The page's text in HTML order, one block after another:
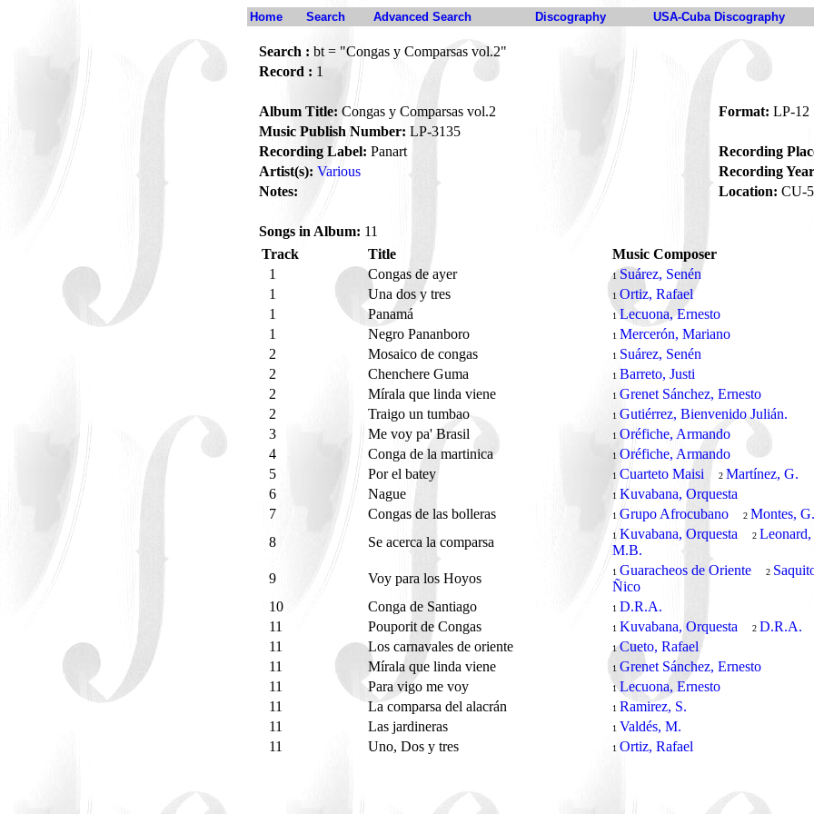
Home Search Advanced Search Discography USA-Cuba Discography
Search : bt = "Congas y Comparsas vol.2"
Record : 1
Album Title: Congas y Comparsas vol.2 Format: LP-12
Music Publish Number: LP-3135
Recording Label: Panart
Recording
Artist(s): Various
Recording
Notes:
Location: CU-
Songs in Album: 11
Track
Title
Music Composer
1
Congas de ayer 1 Suárez, Senén
1
Una dos y tres 1 Ortiz, Rafael
1
Panamá 1Lecuona, Ernesto
1
Negro Pananboro 1 Mercerón, Mariano
2
Mosaico de congas 1 Suárez, Senén
2
Chenchere Guma 1 Barreto, Justi
2
Mírala que linda viene 1 Grenet Sánchez, Ernesto
2
Traigo un tumbao 1 Gutiérrez, Bienvenido Julián.
3
Me voy pa' Brasil 1 Oréfiche, Armando
4
Conga de la martinica 1 Oréfiche, Armando
5
Por el batey 1 Cuarteto Maisi 2 Martínez, G.
6
Nague 1 Kuvabana, Orquesta
7
Congas de las bolleras 1 Grupo Afrocubano 2 Montes, G.
8
Se acerca la comparsa 1 Kuvabana, Orquesta 2 Leonard,
M.B.
9
Voy para los Hoyos 1 Guaracheos de Oriente 2
Ñico
10
Conga de Santiago 1 D.R.A.
11
Pouporit de Congas 1 Kuvabana, Orquesta 2 D.R.A.
11
Los carnavales de oriente 1Cueto, Rafael
11
Mírala que linda viene 1 Grenet Sánchez, Ernesto
11
Para vigo me voy 1Lecuona, Ernesto
11
La comparsa del alacrán 1 Ramirez, S.
11
Las jardineras 1 Valdés, M.
11
Uno, Dos y tres 1 Ortiz, Rafael